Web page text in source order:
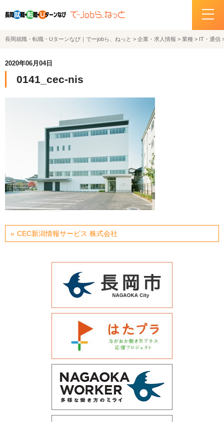
ホーム
企業・求人情報
サポートデスクの紹介
関連機関リンク
サイトポリシー
運営会社について
長岡就職・転職・Uターンなび｜でーjobら、ねっと > 企業・求人情報 > 業種 > IT・通信
2020年06月04日
0141_cec-nis
CEC新潟情報サービス 株式会社